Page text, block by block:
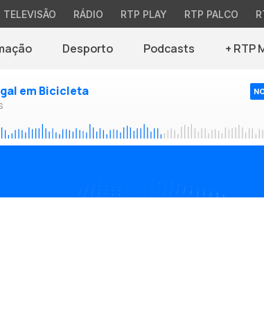
TELEVISÃO RÁDIO RTP PLAY RTP PALCO
Desporto Podcasts + RTP
em Bicicleta